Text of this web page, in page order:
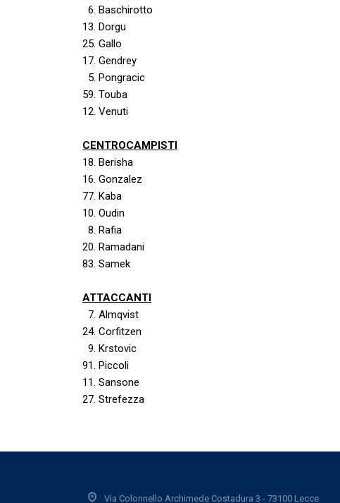
6. Baschirotto
13. Dorgu
25. Gallo
17. Gendrey
5. Pongracic
59. Touba
12. Venuti
CENTROCAMPISTI
18. Berisha
16. Gonzalez
77. Kaba
10. Oudin
8. Rafia
20.
83. Samek
ATTACCANTI
7. Almqvist
24. Corfitzen
9. Krstovic
91. Piccoli
11. Sansone
27. Strefezza
Via Colonnello Archimede Costadura 3 - 73100 Lecce